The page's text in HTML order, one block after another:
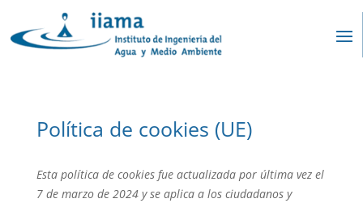
Política de cookies (UE)
Esta política de cookies fue actualizada por última vez el
7 de marzo de 2024 y se aplica a los ciudadanos y